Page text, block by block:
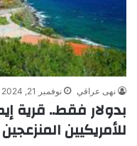
نهى عراقي نوفمبر 21, 2024
بدولار فقط.. قرية
للأمريكيين